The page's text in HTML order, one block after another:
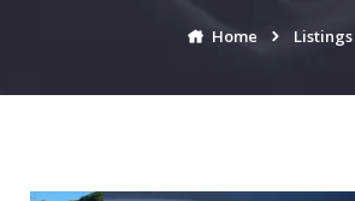
Home Listings